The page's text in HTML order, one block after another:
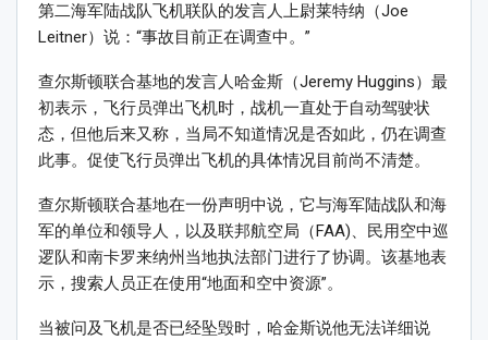
第二海军陆战队飞机联队的发言人上尉莱特纳（Joe
Leitner）说：“事故目前正在调查中。”
查尔斯顿联合基地的发言人哈金斯（Jeremy Huggins）最
初表示，飞行员弹出飞机时，战机一直处于自动驾驶状
态，但他后来又称，当局不知道情况是否如此，仍在调查
此事。促使飞行员弹出飞机的具体情况目前尚不清楚。
查尔斯顿联合基地在一份声明中说，它与海军陆战队和海
军的单位和领导人，以及联邦航空局（FAA)、民用空中巡
逻队和南卡罗来纳州当地执法部门进行了协调。该基地表
示，搜索人员正在使用“地面和空中资源”。
当被问及飞机是否已经坠毁时，哈金斯说他无法详细说